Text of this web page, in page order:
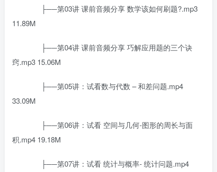
├──第03讲 课前音频分享 数学该如何刷题?.mp3
11.89M
├──第04讲 课前音频分享 巧解应用题的三个诀
窍.mp3 15.06M
├──第05讲：试看数与代数 – 和差问题.mp4
33.09M
├──第06讲：试看 空间与几何-图形的周长与面
积.mp4 19.18M
├──第07讲：试看 统计与概率- 统计问题.mp4